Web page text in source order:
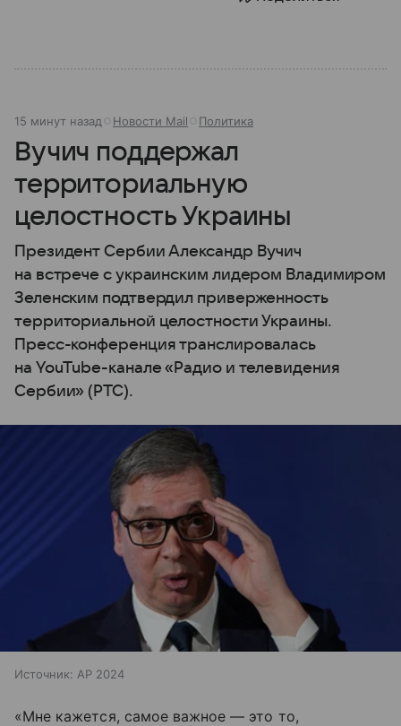
15 минут назад Новости Mail Политика
Вучич поддержал
территориальную
целостность Украины
Президент Сербии Александр Вучич
на встрече с украинским лидером Владимиром
Зеленским подтвердил приверженность
территориальной целостности Украины.
Пресс-конференция транслировалась
на YouTube-канале «Радио и телевидения
Сербии» (РТС).
Источник: AP 2024
«Мне кажется, самое важное — это то,